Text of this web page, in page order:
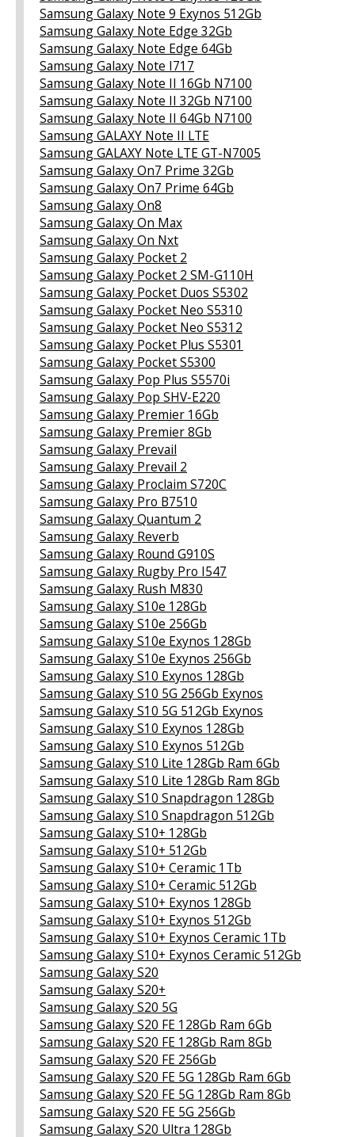
Samsung Galaxy Note 9 Exynos 512Gb
Samsung Galaxy Note Edge 32Gb
Samsung Galaxy Note Edge 64Gb
Samsung Galaxy Note I717
Samsung Galaxy Note II 16Gb N7100
Samsung Galaxy Note II 32Gb N7100
Samsung Galaxy Note II 64Gb N7100
Samsung GALAXY Note II LTE
Samsung GALAXY Note LTE GT-N7005
Samsung Galaxy On7 Prime 32Gb
Samsung Galaxy On7 Prime 64Gb
Samsung Galaxy On8
Samsung Galaxy On Max
Samsung Galaxy On Nxt
Samsung Galaxy Pocket 2
Samsung Galaxy Pocket 2 SM-G110H
Samsung Galaxy Pocket Duos S5302
Samsung Galaxy Pocket Neo S5310
Samsung Galaxy Pocket Neo S5312
Samsung Galaxy Pocket Plus S5301
Samsung Galaxy Pocket S5300
Samsung Galaxy Pop Plus S5570i
Samsung Galaxy Pop SHV-E220
Samsung Galaxy Premier 16Gb
Samsung Galaxy Premier 8Gb
Samsung Galaxy Prevail
Samsung Galaxy Prevail 2
Samsung Galaxy Proclaim S720C
Samsung Galaxy Pro B7510
Samsung Galaxy Quantum 2
Samsung Galaxy Reverb
Samsung Galaxy Round G910S
Samsung Galaxy Rugby Pro I547
Samsung Galaxy Rush M830
Samsung Galaxy S10e 128Gb
Samsung Galaxy S10e 256Gb
Samsung Galaxy S10e Exynos 128Gb
Samsung Galaxy S10e Exynos 256Gb
Samsung Galaxy S10 Exynos 128Gb
Samsung Galaxy S10 5G 256Gb Exynos
Samsung Galaxy S10 5G 512Gb Exynos
Samsung Galaxy S10 Exynos 128Gb
Samsung Galaxy S10 Exynos 512Gb
Samsung Galaxy S10 Lite 128Gb Ram 6Gb
Samsung Galaxy S10 Lite 128Gb Ram 8Gb
Samsung Galaxy S10 Snapdragon 128Gb
Samsung Galaxy S10 Snapdragon 512Gb
Samsung Galaxy S10+ 128Gb
Samsung Galaxy S10+ 512Gb
Samsung Galaxy S10+ Ceramic 1Tb
Samsung Galaxy S10+ Ceramic 512Gb
Samsung Galaxy S10+ Exynos 128Gb
Samsung Galaxy S10+ Exynos 512Gb
Samsung Galaxy S10+ Exynos Ceramic 1Tb
Samsung Galaxy S10+ Exynos Ceramic 512Gb
Samsung Galaxy S20
Samsung Galaxy S20+
Samsung Galaxy S20 5G
Samsung Galaxy S20 FE 128Gb Ram 6Gb
Samsung Galaxy S20 FE 128Gb Ram 8Gb
Samsung Galaxy S20 FE 256Gb
Samsung Galaxy S20 FE 5G 128Gb Ram 6Gb
Samsung Galaxy S20 FE 5G 128Gb Ram 8Gb
Samsung Galaxy S20 FE 5G 256Gb
Samsung Galaxy S20 Ultra 128Gb